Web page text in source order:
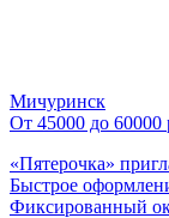
Мичуринск
От 45000 до 60000
«Пятерочка»
Быстрое
Фиксированный